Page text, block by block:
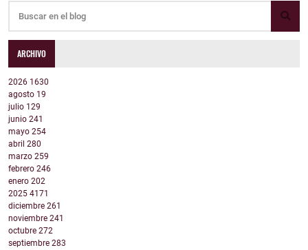
ARCHIVO
2026 1630
agosto 19
julio 129
junio 241
mayo 254
abril 280
marzo 259
febrero 246
enero 202
2025 4171
diciembre 261
noviembre 241
octubre 272
septiembre 283